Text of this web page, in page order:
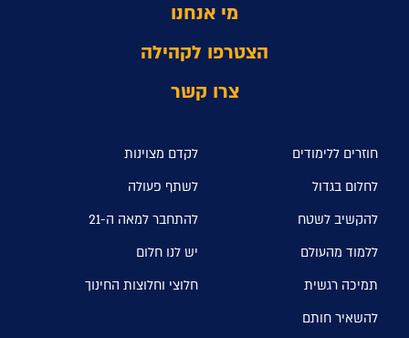
מי אנחנו
הצטרפו לקהילה
צרו קשר
חוזרים ללימודים
לקדם מצוינות
לחלום בגדול
לשתף פעולה
להקשיב לשטח
להתחבר למאה ה-21
ללמוד מהעולם
יש לנו חלום
תמיכה רגשית
חלוצי וחלוצות החינוך
להשאיר חותם